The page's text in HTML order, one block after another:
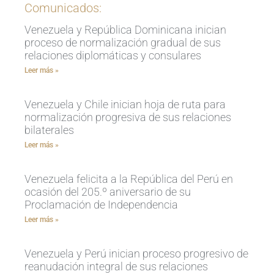
Comunicados:
Venezuela y República Dominicana inician
proceso de normalización gradual de sus
relaciones diplomáticas y consulares
Leer más »
Venezuela y Chile inician hoja de ruta para
normalización progresiva de sus relaciones
bilaterales
Leer más »
Venezuela felicita a la República del Perú en
ocasión del 205.º aniversario de su
Proclamación de Independencia
Leer más »
Venezuela y Perú inician proceso progresivo de
reanudación integral de sus relaciones